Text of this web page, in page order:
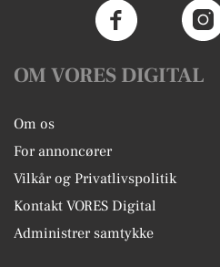
OM VORES DIGITAL
Om os
For annoncører
Vilkår og Privatlivspolitik
Kontakt VORES Digital
Administrer samtykke